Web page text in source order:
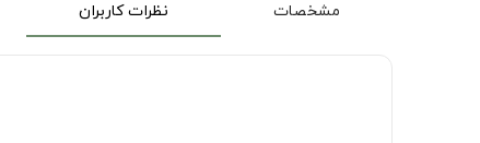
مشخصات نظرات کاربران